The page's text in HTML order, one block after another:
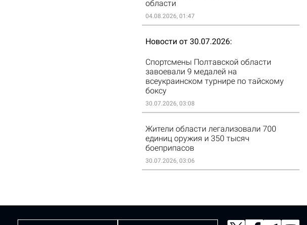
области
04.08.2026, 01:47
Новости от 30.07.2026
Спортсмены Полтавской области
завоевали 9 медалей на
всеукраинском турнире по тайскому
боксу
30.07.2026, 03:08
Жители области легализовали 700
единиц оружия и 350 тысяч
боеприпасов
30.07.2026, 03:06